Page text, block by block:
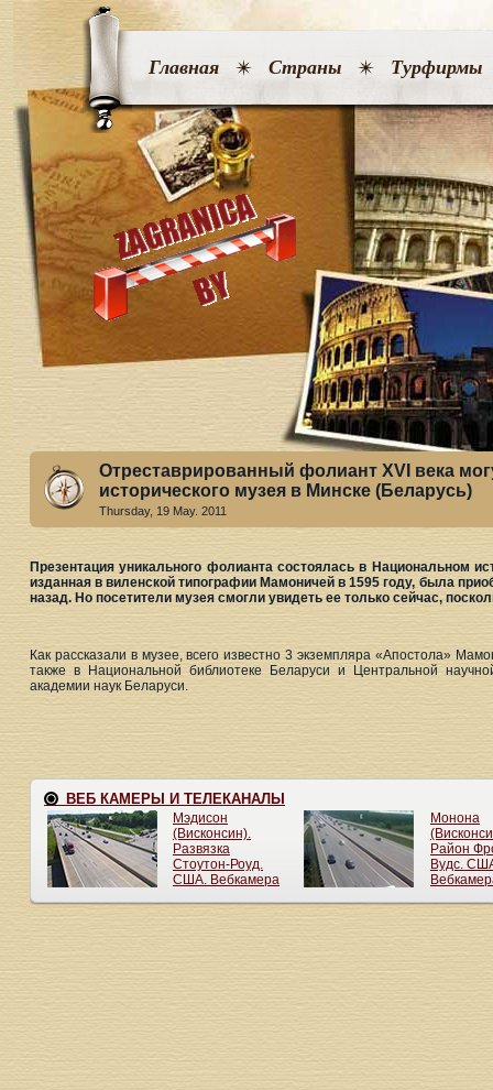
Главная Страны Турфирмы
Отреставрированный фолиант XVI века
исторического музея в Минске (Беларусь)
Thursday, 19 May. 2011
Презентация уникального фолианта состоялась в Национальном
изданная в виленской типографии Мамоничей в 1595 году, была
назад. Но посетители музея смогли увидеть ее только сейчас,
Как рассказали в музее, всего известно 3 экземпляра «Апостола»
также в Национальной библиотеке Беларуси и Центральной
академии наук Беларуси.